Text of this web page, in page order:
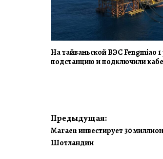
На тайваньской ВЭС Fengmiao
подстанцию и подключили
Навигация
по
Предыдущая:
Maraen инвестирует 30
Шотландии